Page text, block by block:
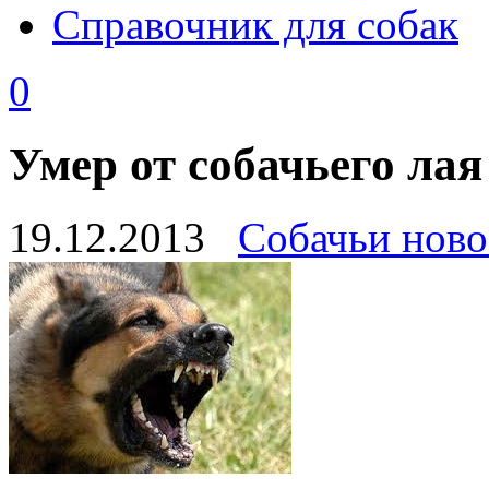
Справочник для собак
0
Умер от собачьего лая
19.12.2013 Собачьи